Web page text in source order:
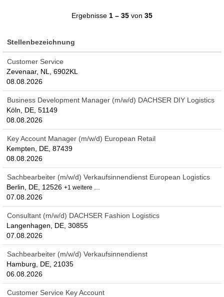
Ergebnisse 1 – 35 von 35
Stellenbezeichnung
Customer Service
Zevenaar, NL, 6902KL
08.08.2026
Business Development Manager (m/w/d) DACHSER DIY Logistics
Köln, DE, 51149
08.08.2026
Key Account Manager (m/w/d) European Retail
Kempten, DE, 87439
08.08.2026
Sachbearbeiter (m/w/d) Verkaufsinnendienst European Logistics
Berlin, DE, 12526 +1 weitere …
07.08.2026
Consultant (m/w/d) DACHSER Fashion Logistics
Langenhagen, DE, 30855
07.08.2026
Sachbearbeiter (m/w/d) Verkaufsinnendienst
Hamburg, DE, 21035
06.08.2026
Customer Service Key Account